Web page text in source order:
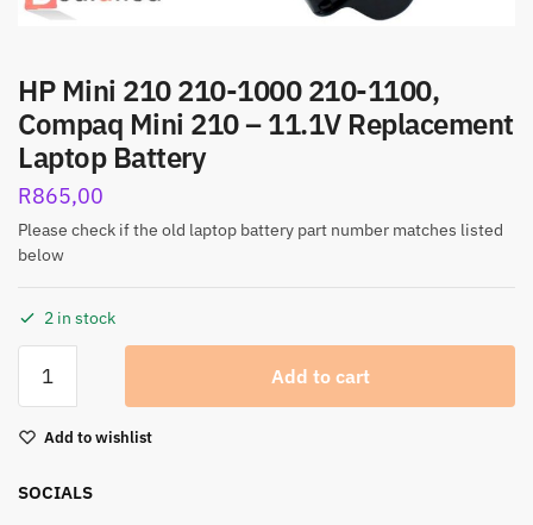
HP Mini 210 210-1000 210-1100,
Compaq Mini 210 – 11.1V Replacement
Laptop Battery
R865,00
Please check if the old laptop battery part number matches listed
below
2 in stock
Add to cart
Add to wishlist
SOCIALS